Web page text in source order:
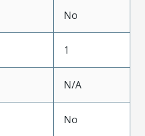
No
1
N/A
No